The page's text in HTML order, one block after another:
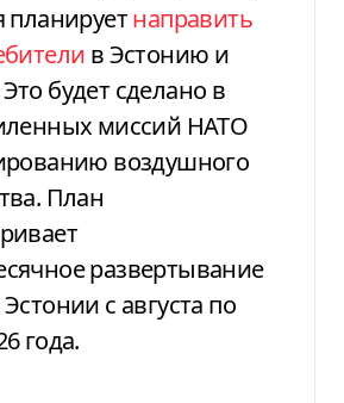
планируетнаправить
в Эстонию и
будет сделано в
миссий НАТО
воздушного
План
развертывание
с августа по
года.